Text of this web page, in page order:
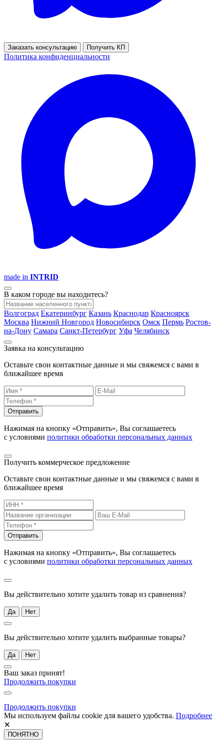
Заказать консультацию Получить КП
Политика конфиденциальности
made in INTRID
В каком городе вы находитесь?
Волгоград Екатеринбург Казань Краснодар Красноярск
Москва Нижний Новгород Новосибирск Омск Пермь Ростов-
на-Дону Самара Санкт-Петербург Уфа Челябинск
Заявка на консультацию
Оставьте свои контактные данные и мы свяжемся с вами в
ближайшее время
Отправить
Нажимая на кнопку «Отправить», Вы соглашаетесь
с условиями политики обработки персональных данных
Получить коммерческое предложение
Оставьте свои контактные данные и мы свяжемся с вами в
ближайшее время
Отправить
Нажимая на кнопку «Отправить», Вы соглашаетесь
с условиями политики обработки персональных данных
Вы действительно хотите удалить товар из сравнения?
Да Нет
Вы действительно хотите удалить выбранные товары?
Да Нет
Ваш заказ принят!
Продолжить покупки
Продолжить покупки
Мы используем файлы cookie для вашего удобства. Подробнее
✕
ПОНЯТНО